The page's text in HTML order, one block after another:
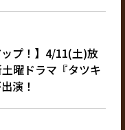
ップ！】4/11(土)放
曜ドラマ『タツキ
演！